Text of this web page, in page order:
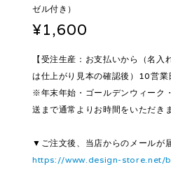
ゼル付き）
¥1,600
【受注生産：お支払いから（名
は仕上がり見本の確認後）10営業
※年末年始・ゴールデンウィーク
送まで通常よりお時間をいただき
▼ご注文後、当店からのメールが
https://www.design-